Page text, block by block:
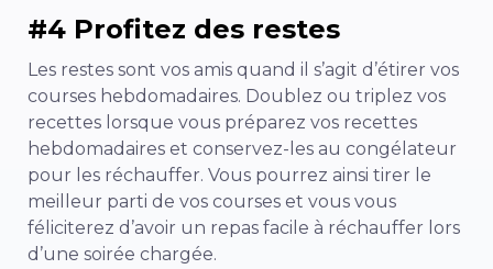
#4 Profitez des restes
Les restes sont vos amis quand il s’agit d’étirer vos
courses hebdomadaires. Doublez ou triplez vos
recettes lorsque vous préparez vos recettes
hebdomadaires et conservez-les au congélateur
pour les réchauffer. Vous pourrez ainsi tirer le
meilleur parti de vos courses et vous vous
féliciterez d’avoir un repas facile à réchauffer lors
d’une soirée chargée.